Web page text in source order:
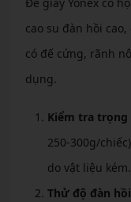
cao su đàn hồi
có đế cứng, rãnh
dụng.
Kiểm tra
250-300g/
do vật liệu kém.
Thử độ đàn